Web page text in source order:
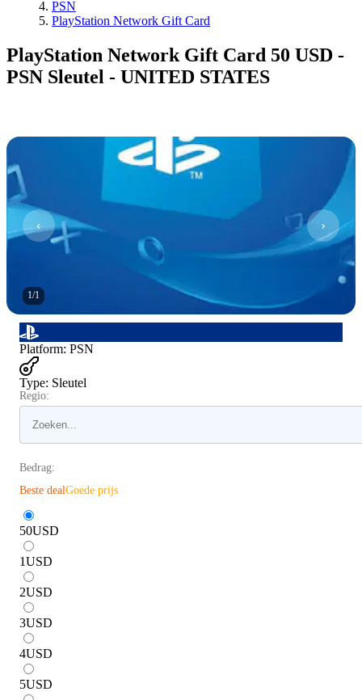
PSN
PlayStation Network Gift Card
PlayStation Network Gift Card 50 USD -
PSN Sleutel - UNITED STATES
1/1
Platform: PSN
Type: Sleutel
Regio:
Bedrag:
Beste dealGoede prijs
50USD
1USD
2USD
3USD
4USD
5USD